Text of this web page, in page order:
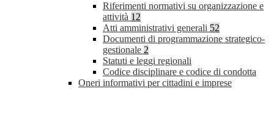
Riferimenti normativi su organizzazione e
attività 12
Atti amministrativi generali 52
Documenti di programmazione strategico-
gestionale 2
Statuti e leggi regionali
Codice disciplinare e codice di condotta
Oneri informativi per cittadini e imprese